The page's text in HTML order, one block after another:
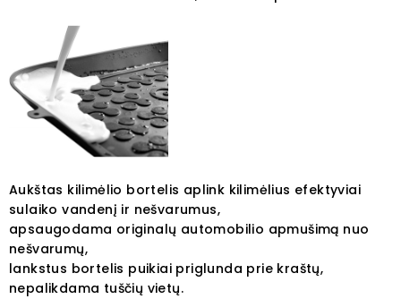
Aukštas kilimėlio bortelis aplink kilimėlius efektyviai
sulaiko vandenį ir nešvarumus,
apsaugodama originalų automobilio apmušimą nuo
nešvarumų,
lankstus bortelis puikiai priglunda prie kraštų,
nepalikdama tuščių vietų.